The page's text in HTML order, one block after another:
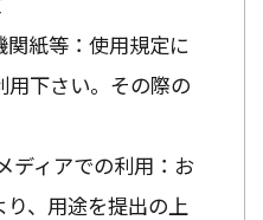
紙等：使用規定に
用下さい。その際の
ィアでの利用：お
、用途を提出の上